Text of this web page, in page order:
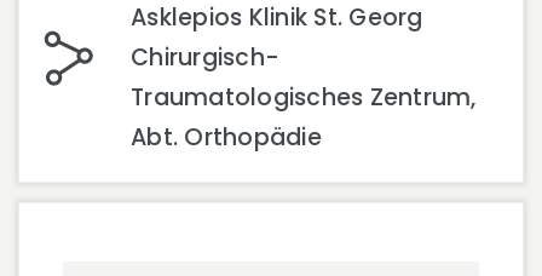
Asklepios Klinik St. Georg
Chirurgisch-
Traumatologisches Zentrum,
Abt. Orthopädie